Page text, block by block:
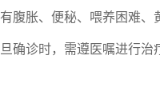
腹胀、便秘、喂养困难
确诊时，需遵医嘱进行治